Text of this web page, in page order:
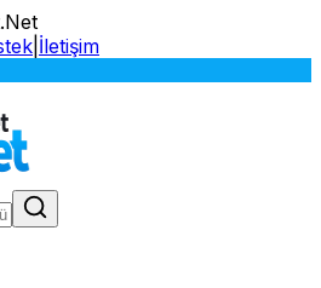
İletişim